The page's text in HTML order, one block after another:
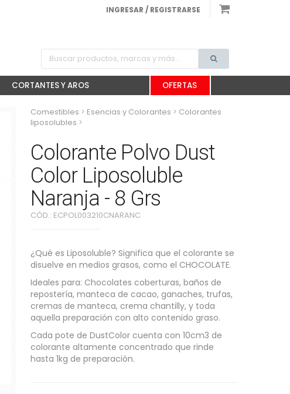
INGRESAR / REGISTRARSE
CORTANTES Y AROS OFERTAS
Comestibles > Esencias y Colorantes > Colorantes
liposolubles >
Colorante Polvo Dust
Color Liposoluble
Naranja - 8 Grs
CÓD.: ECPOL003210CNARANC
¿Qué es Liposoluble? Significa que el colorante se
disuelve en medios grasos, como el CHOCOLATE.
Ideales para: Chocolates coberturas, baños de
repostería, manteca de cacao, ganaches, trufas,
cremas de manteca, crema chantilly, y toda
aquella preparación con alto contenido graso.
Cada pote de DustColor cuenta con 10cm3 de
colorante altamente concentrado que rinde
hasta 1kg de preparación.